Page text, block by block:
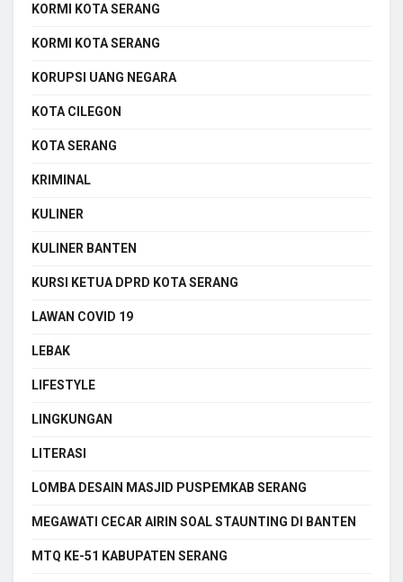
KORMI KOTA SERANG
KORMI KOTA SERANG
KORUPSI UANG NEGARA
KOTA CILEGON
KOTA SERANG
KRIMINAL
KULINER
KULINER BANTEN
KURSI KETUA DPRD KOTA SERANG
LAWAN COVID 19
LEBAK
LIFESTYLE
LINGKUNGAN
LITERASI
LOMBA DESAIN MASJID PUSPEMKAB SERANG
MEGAWATI CECAR AIRIN SOAL STAUNTING DI BANTEN
MTQ KE-51 KABUPATEN SERANG